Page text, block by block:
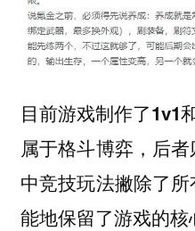
目前游戏制作了1v1
属于格斗博弈，后
中竞技玩法撇除了
能地保留了游戏的核